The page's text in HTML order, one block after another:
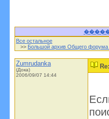
Все остальное
>> Большой архив Общего форума
Zumrudanka
(Дока)
2006/09/07 14:44